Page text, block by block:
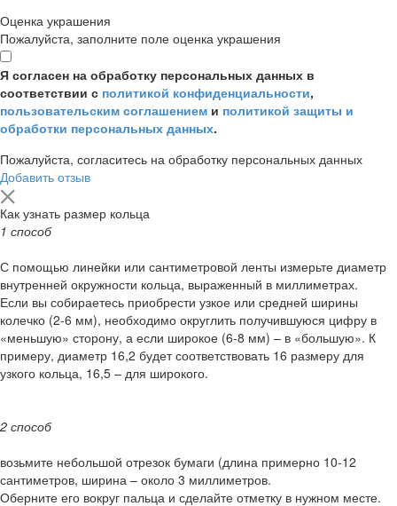
Оценка украшения
Пожалуйста, заполните поле оценка украшения
Я согласен на обработку персональных данных в
соответствии с политикой конфиденциальности,
пользовательским соглашением и политикой защиты и
обработки персональных данных.
Пожалуйста, согласитесь на обработку персональных данных
Добавить отзыв
Как узнать размер кольца
1 способ
С помощью линейки или сантиметровой ленты измерьте диаметр
внутренней окружности кольца, выраженный в миллиметрах.
Если вы собираетесь приобрести узкое или средней ширины
колечко (2-6 мм), необходимо округлить получившуюся цифру в
«меньшую» сторону, а если широкое (6-8 мм) – в «большую». К
примеру, диаметр 16,2 будет соответствовать 16 размеру для
узкого кольца, 16,5 – для широкого.
2 способ
возьмите небольшой отрезок бумаги (длина примерно 10-12
сантиметров, ширина – около 3 миллиметров.
Оберните его вокруг пальца и сделайте отметку в нужном месте.